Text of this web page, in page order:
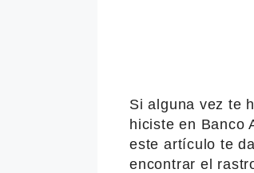
Si alguna vez te
hiciste en Banco
este artículo te
encontrar el